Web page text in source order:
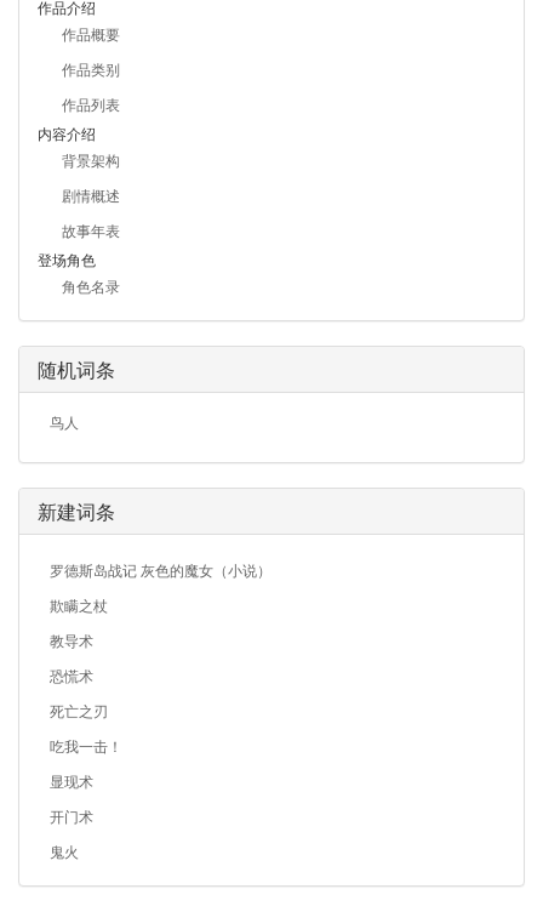
作品介绍
作品概要
作品类别
作品列表
内容介绍
背景架构
剧情概述
故事年表
登场角色
角色名录
随机词条
鸟人
新建词条
罗德斯岛战记 灰色的魔女（小说）
欺瞒之杖
教导术
恐慌术
死亡之刃
吃我一击！
显现术
开门术
鬼火